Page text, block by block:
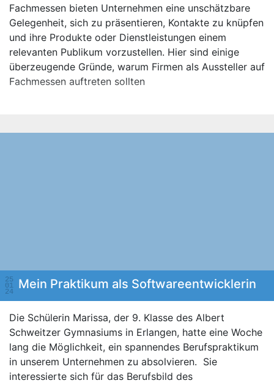
Fachmessen bieten Unternehmen eine unschätzbare
Gelegenheit, sich zu präsentieren, Kontakte zu knüpfen
und ihre Produkte oder Dienstleistungen einem
relevanten Publikum vorzustellen. Hier sind einige
überzeugende Gründe, warum Firmen als Aussteller auf
Fachmessen auftreten sollten
25
01
24
Mein Praktikum als Softwareentwicklerin
Die Schülerin Marissa, der 9. Klasse des Albert
Schweitzer Gymnasiums in Erlangen, hatte eine Woche
lang die Möglichkeit, ein spannendes Berufspraktikum
in unserem Unternehmen zu absolvieren. Sie
interessierte sich für das Berufsbild des